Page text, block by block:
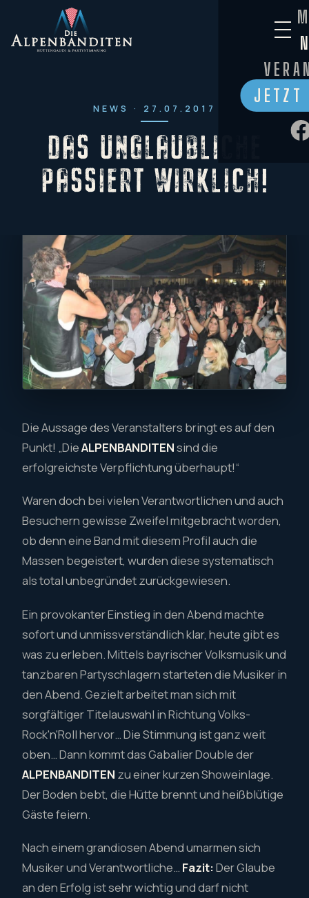
JETZT
NEWS · 27.07.2017
DAS UNGLAUBLICHE
PASSIERT WIRKLICH!
Die Aussage des Veranstalters bringt es auf den
Punkt! „DieALPENBANDITENsind die
erfolgreichste Verpflichtung überhaupt!“
Waren doch bei vielen Verantwortlichen und auch
Besuchern gewisse Zweifel mitgebracht worden,
ob denn eine Band mit diesem Profil auch die
Massen begeistert, wurden diese systematisch
als total unbegründet zurückgewiesen.
Ein provokanter Einstieg in den Abend machte
sofort und unmissverständlich klar, heute gibt es
was zu erleben. Mittels bayrischer Volksmusik und
tanzbaren Partyschlagern starteten die Musiker in
den Abend. Gezielt arbeitet man sich mit
sorgfältiger Titelauswahl in Richtung Volks-
Rock'n'Roll hervor… Die Stimmung ist ganz weit
oben… Dann kommt das Gabalier Double der
ALPENBANDITEN zu einer kurzen Showeinlage.
Der Boden bebt, die Hütte brennt und heißblütige
Gäste feiern.
Nach einem grandiosen Abend umarmen sich
Musiker und Verantwortliche… Fazit:Der Glaube
an den Erfolg ist sehr wichtig und darf nicht